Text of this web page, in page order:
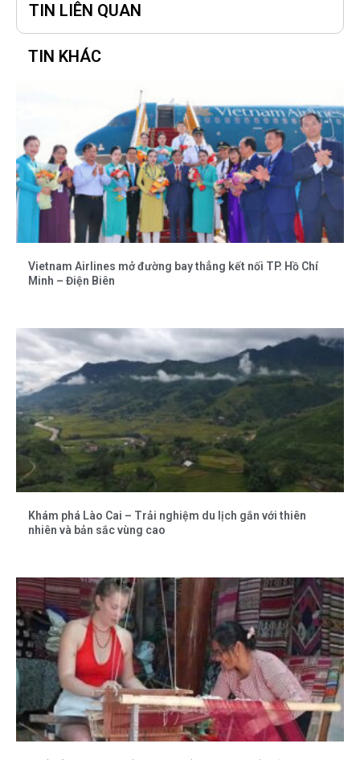
TIN LIÊN QUAN
TIN KHÁC
Vietnam Airlines mở đường bay thẳng kết nối TP. Hồ Chí
Minh – Điện Biên
Khám phá Lào Cai – Trải nghiệm du lịch gắn với thiên
nhiên và bản sắc vùng cao